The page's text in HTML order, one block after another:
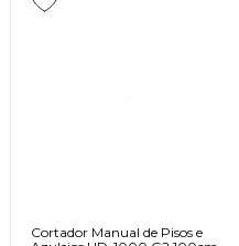
Cortador Manual de Pisos e